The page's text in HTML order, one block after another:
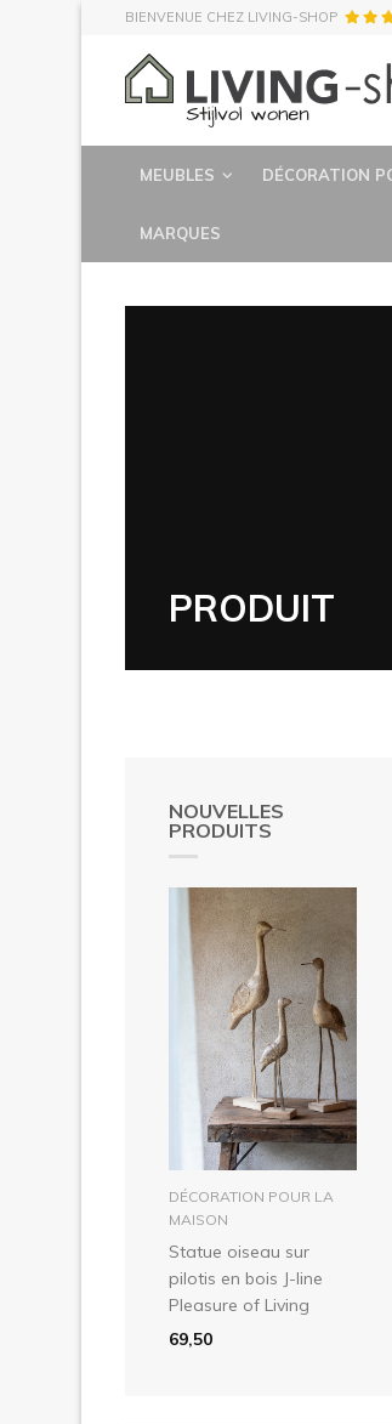
BIENVENUE CHEZ LIVING-SHOP
MEUBLES DÉCORATION
MARQUES
PRODUIT
NOUVELLES
PRODUITS
dans le panier
DÉCORATION POUR LA
MAISON
Statue oiseau sur
pilotis en bois J-line
Pleasure of Living
69,50